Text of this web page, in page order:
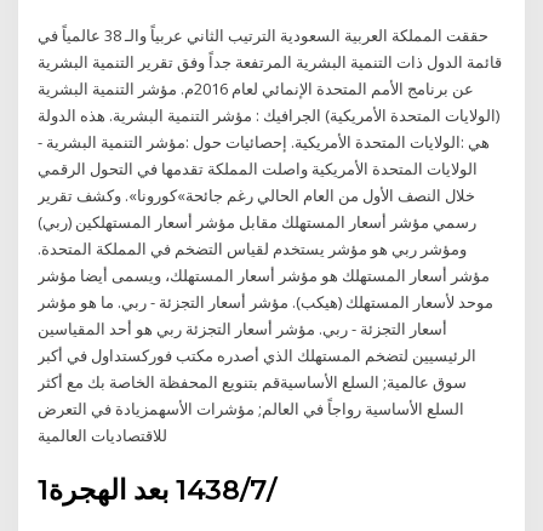
حققت المملكة العربية السعودية الترتيب الثاني عربياً والـ 38 عالمياً في
قائمة الدول ذات التنمية البشرية المرتفعة جداً وفق تقرير التنمية البشرية
عن برنامج الأمم المتحدة الإنمائي لعام 2016م. مؤشر التنمية البشرية
(الولايات المتحدة الأمريكية) الجرافيك : مؤشر التنمية البشرية. هذه الدولة
هي :الولايات المتحدة الأمريكية. إحصائيات حول :مؤشر التنمية البشرية -
الولايات المتحدة الأمريكية واصلت المملكة تقدمها في التحول الرقمي
خلال النصف الأول من العام الحالي رغم جائحة»كورونا». وكشف تقرير
رسمي مؤشر أسعار المستهلك مقابل مؤشر أسعار المستهلكين (ربي)
ومؤشر ربي هو مؤشر يستخدم لقياس التضخم في المملكة المتحدة.
مؤشر أسعار المستهلك هو مؤشر أسعار المستهلك، ويسمى أيضا مؤشر
موحد لأسعار المستهلك (هيكب). مؤشر أسعار التجزئة - ربي. ما هو مؤشر
أسعار التجزئة - ربي. مؤشر أسعار التجزئة ربي هو أحد المقياسين
الرئيسيين لتضخم المستهلك الذي أصدره مكتب فوركستداول في أكبر
سوق عالمية; السلع الأساسيةقم بتنويع المحفظة الخاصة بك مع أكثر
السلع الأساسية رواجاً في العالم; مؤشرات الأسهمزيادة في التعرض
للاقتصاديات العالمية
1‏‏/7‏‏/1438 بعد الهجرة